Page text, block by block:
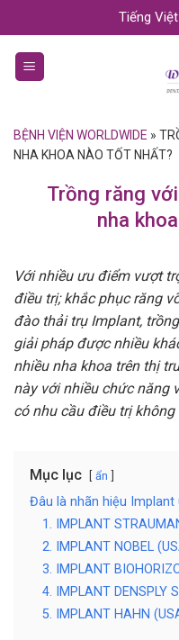
to
content
Tiếng Việt
BỆNH VIỆN WORLDWIDE »
NHA KHOA NÀO TỐT NHẤT?
Trồng răng
nha
Với nhiều ưu điểm vượt
điều trị; khắc phục răng
đào thải trụ Implant,
giải pháp được nhiều
nhiều nha khoa trên thị
này với nhiều chức năng
có nhu cầu điều trị
Mục lục ẩn
Đâu là nhãn hiệu Implant
1. IMPLANT
2. IMPLANT NOBEL
3. IMPLANT
4. IMPLANT DENSPLY
5. IMPLANT HAHN